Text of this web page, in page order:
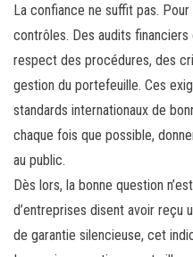
La confiance ne suffit pas.
contrôles. Des audits
respect des procédures, des
gestion du portefeuille. Ces
standards internationaux de
chaque fois que possible,
au public.
Dès lors, la bonne question
d’entreprises disent avoir reçu
de garantie silencieuse, cet